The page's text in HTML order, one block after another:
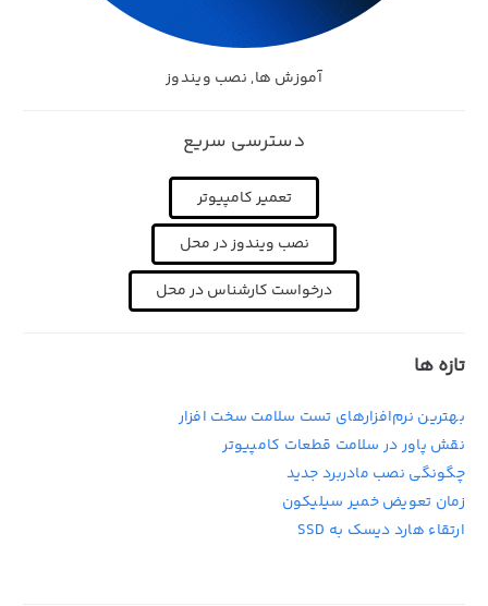
آموزش ها,نصب ویندوز
دسترسی سریع
تعمیر کامپیوتر
نصب ویندوز در محل
درخواست کارشناس در محل
تازه ها
بهترین نرم‌افزارهای تست سلامت سخت افزار
نقش پاور در سلامت قطعات کامپیوتر
چگونگی نصب مادربرد جدید
زمان تعویض خمیر سیلیکون
ارتقاء هارد دیسک به SSD